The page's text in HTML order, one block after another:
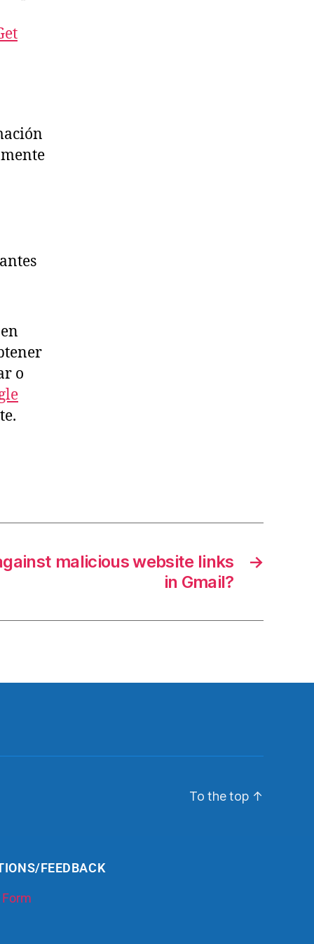
o
→
malicious website links
in Gmail?
To the top ↑
FEEDBACK
Form